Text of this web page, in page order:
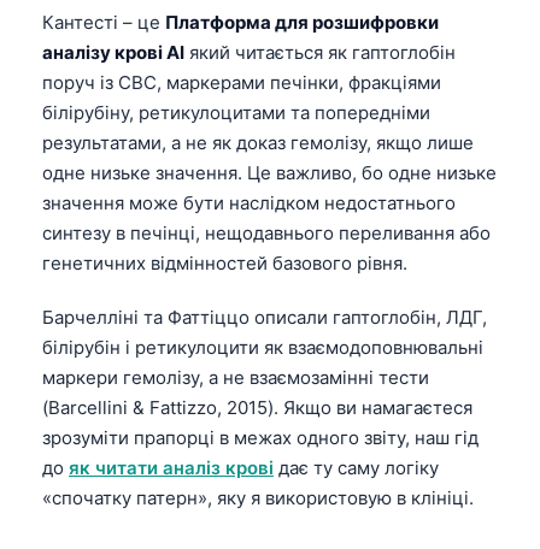
Кантесті – це Платформа для розшифровки
аналізу крові AI який читається як гаптоглобін
поруч із CBC, маркерами печінки, фракціями
білірубіну, ретикулоцитами та попередніми
результатами, а не як доказ гемолізу, якщо лише
одне низьке значення. Це важливо, бо одне низьке
значення може бути наслідком недостатнього
синтезу в печінці, нещодавнього переливання або
генетичних відмінностей базового рівня.
Барчелліні та Фаттіццо описали гаптоглобін, ЛДГ,
білірубін і ретикулоцити як взаємодоповнювальні
маркери гемолізу, а не взаємозамінні тести
(Barcellini & Fattizzo, 2015). Якщо ви намагаєтеся
зрозуміти прапорці в межах одного звіту, наш гід
до як читати аналіз крові дає ту саму логіку
«спочатку патерн», яку я використовую в клініці.